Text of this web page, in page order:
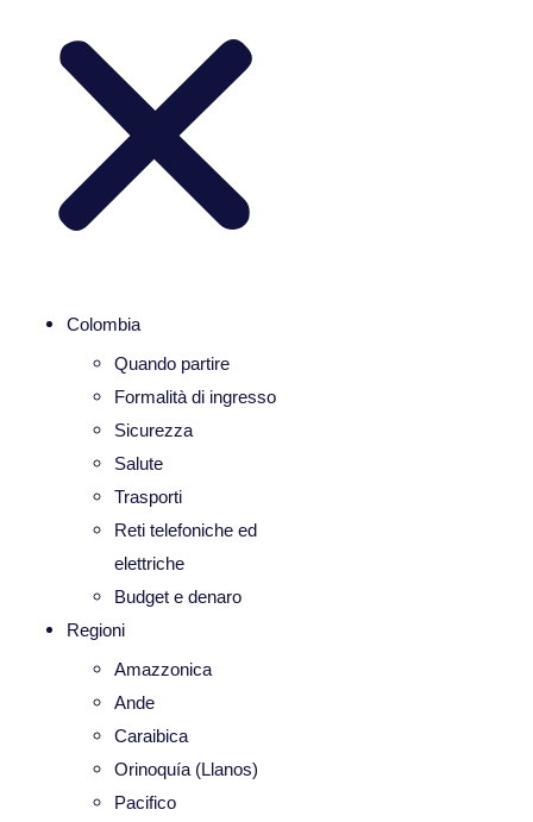
Colombia
Quando partire
Formalità di ingresso
Sicurezza
Salute
Trasporti
Reti telefoniche ed
elettriche
Budget e denaro
Regioni
Amazzonica
Ande
Caraibica
Orinoquía (Llanos)
Pacifico